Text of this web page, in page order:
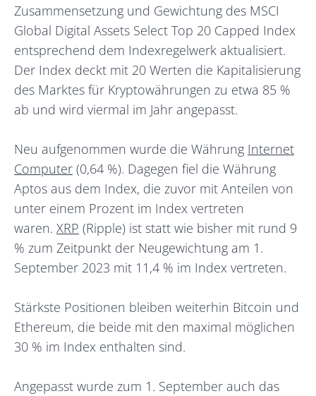
Zusammensetzung und Gewichtung des MSCI
Global Digital Assets Select Top 20 Capped Index
entsprechend dem Indexregelwerk aktualisiert.
Der Index deckt mit 20 Werten die Kapitalisierung
des Marktes für Kryptowährungen zu etwa 85 %
ab und wird viermal im Jahr angepasst.
Neu aufgenommen wurde die Währung Internet
Computer (0,64 %). Dagegen fiel die Währung
Aptos aus dem Index, die zuvor mit Anteilen von
unter einem Prozent im Index vertreten
waren. XRP (Ripple) ist statt wie bisher mit rund 9
% zum Zeitpunkt der Neugewichtung am 1.
September 2023 mit 11,4 % im Index vertreten.
Stärkste Positionen bleiben weiterhin Bitcoin und
Ethereum, die beide mit den maximal möglichen
30 % im Index enthalten sind.
Angepasst wurde zum 1. September auch das